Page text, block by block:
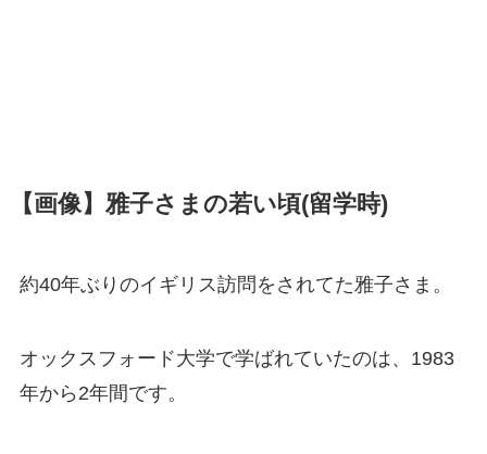
【画像】雅子さまの若い頃(留学時)
約40年ぶりのイギリス訪問をされてた雅子さま。
オックスフォード大学で学ばれていたのは、1983
年から2年間です。